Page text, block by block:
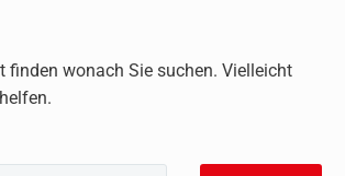
finden wonach Sie suchen. Vielleicht